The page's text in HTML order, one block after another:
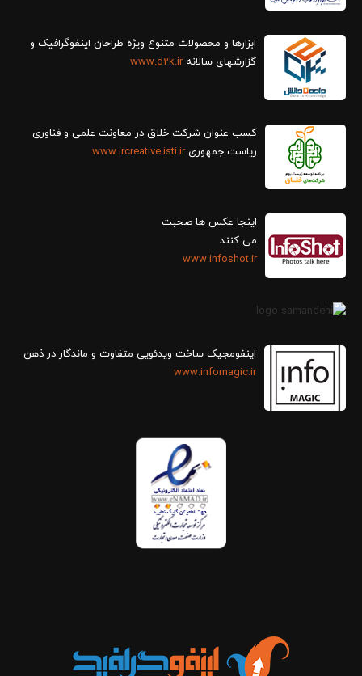
ابزارها و محصولات متنوع ویژه طراحان اینفوگرافیک و
گزارش‎های سالانه
www.d2k.ir
کسب عنوان شرکت خلاق در معاونت علمی و فناوری
ریاست جمهوریwww.ircreative.isti.ir
اینجا عکس ها صحبت
می کنند
www.infoshot.ir
اینفومجیک ساخت ویدئویی متفاوت و ماندگار در ذهن
www.infomagic.ir